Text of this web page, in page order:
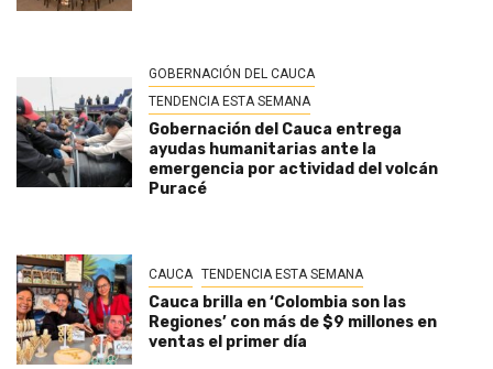
GOBERNACIÓN DEL CAUCA
TENDENCIA ESTA SEMANA
Gobernación del Cauca entrega
ayudas humanitarias ante la
emergencia por actividad del volcán
Puracé
CAUCA TENDENCIA ESTA SEMANA
Cauca brilla en ‘Colombia son las
Regiones’ con más de $9 millones en
ventas el primer día